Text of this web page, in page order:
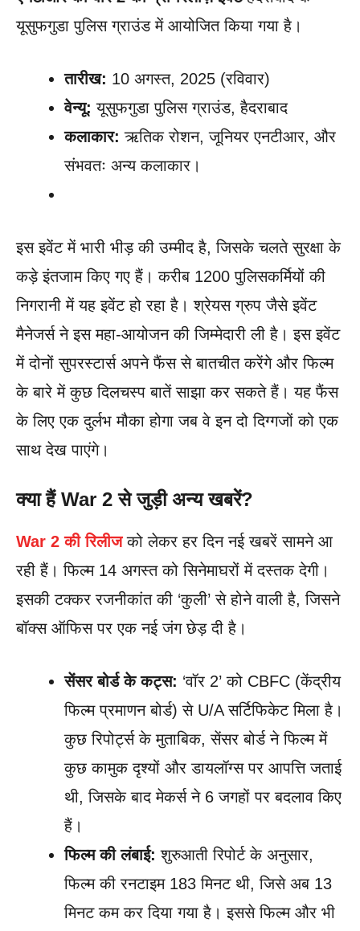
यूसुफगुडा पुलिस ग्राउंड में आयोजित किया गया है।
तारीख: 10 अगस्त, 2025 (रविवार)
वेन्यू: यूसुफगुडा पुलिस ग्राउंड, हैदराबाद
कलाकार: ऋतिक रोशन, जूनियर एनटीआर, और
संभवतः अन्य कलाकार।
इस इवेंट में भारी भीड़ की उम्मीद है, जिसके चलते सुरक्षा के
कड़े इंतजाम किए गए हैं। करीब 1200 पुलिसकर्मियों की
निगरानी में यह इवेंट हो रहा है। श्रेयस ग्रुप जैसे इवेंट
मैनेजर्स ने इस महा-आयोजन की जिम्मेदारी ली है। इस इवेंट
में दोनों सुपरस्टार्स अपने फैंस से बातचीत करेंगे और फिल्म
के बारे में कुछ दिलचस्प बातें साझा कर सकते हैं। यह फैंस
के लिए एक दुर्लभ मौका होगा जब वे इन दो दिग्गजों को एक
साथ देख पाएंगे।
क्या हैं War 2 से जुड़ी अन्य खबरें?
War 2 की रिलीजको लेकर हर दिन नई खबरें सामने आ
रही हैं। फिल्म 14 अगस्त को सिनेमाघरों में दस्तक देगी।
इसकी टक्कर रजनीकांत की ‘कुली’ से होने वाली है, जिसने
बॉक्स ऑफिस पर एक नई जंग छेड़ दी है।
सेंसर बोर्ड के कट्स: ‘वॉर 2’ को CBFC (केंद्रीय
फिल्म प्रमाणन बोर्ड) से U/A सर्टिफिकेट मिला है।
कुछ रिपोर्ट्स के मुताबिक, सेंसर बोर्ड ने फिल्म में
कुछ कामुक दृश्यों और डायलॉग्स पर आपत्ति जताई
थी, जिसके बाद मेकर्स ने 6 जगहों पर बदलाव किए
हैं।
फिल्म की लंबाई: शुरुआती रिपोर्ट के अनुसार,
फिल्म की रनटाइम 183 मिनट थी, जिसे अब 13
मिनट कम कर दिया गया है। इससे फिल्म और भी